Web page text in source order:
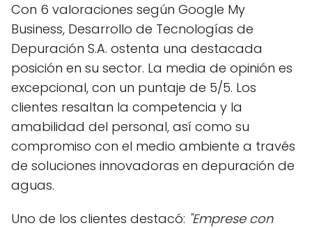
Con 6 valoraciones según Google My
Business, Desarrollo de Tecnologías de
Depuración S.A. ostenta una destacada
posición en su sector. La media de opinión es
excepcional, con un puntaje de 5/5. Los
clientes resaltan la competencia y la
amabilidad del personal, así como su
compromiso con el medio ambiente a través
de soluciones innovadoras en depuración de
aguas.
Uno de los clientes destacó: "Emprese con